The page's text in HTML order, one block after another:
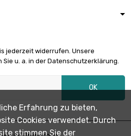
1.954,69 €
jederzeit widerrufen. Unsere
u. a. in der Datenschutzerklärung.
OK
Erfahrung zu bieten,
Cookies verwendet. Durch
stimmen Sie der